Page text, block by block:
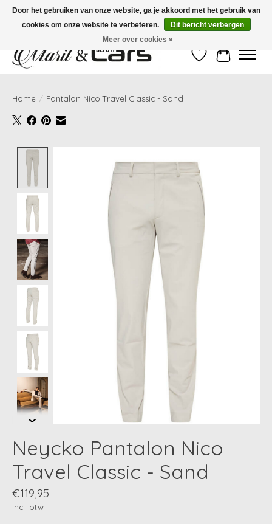
Gratis verzending vanaf €99,- | Voor 16:00 uur besteld, vandaag verzonden!
Verlanglijst
Home / Pantalon Nico Travel Classic - Sand
Neycko Pantalon Nico
Travel Classic - Sand
€119,95
Incl. btw
Door het gebruiken van onze website, ga je akkoord met het gebruik van
cookies om onze website te verbeteren.
Dit bericht verbergen
Meer over cookies »